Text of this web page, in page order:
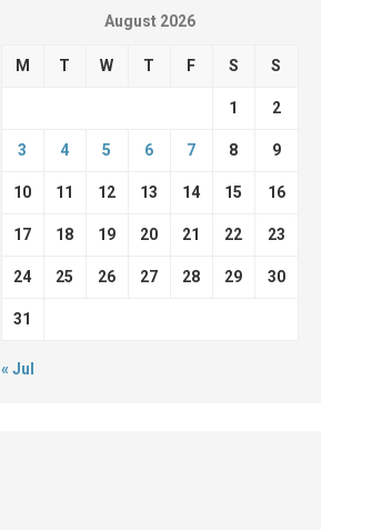
August 2026
M T W T F S S
1 2
3 4 5 6 7 8 9
10 11 12 13 14 15 16
17 18 19 20 21 22 23
24 25 26 27 28 29 30
31
« Jul